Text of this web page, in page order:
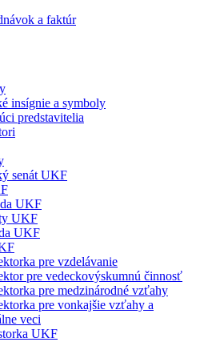
a faktúr
insígnie a symboly
predstavitelia
senát UKF
UKF
UKF
UKF
pre vzdelávanie
pre vedeckovýskumnú činnosť
pre medzinárodné vzťahy
pre vonkajšie vzťahy a
veci
UKF